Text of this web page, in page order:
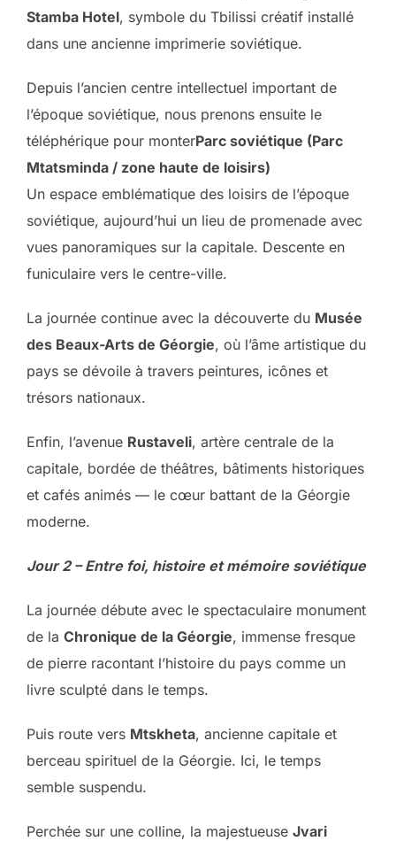
Stamba Hotel, symbole du Tbilissi créatif installé
dans une ancienne imprimerie soviétique.
Depuis l’ancien centre intellectuel important de
l’époque soviétique, nous prenons ensuite le
téléphérique pour monterParc soviétique (Parc
Mtatsminda / zone haute de loisirs)
Un espace emblématique des loisirs de l’époque
soviétique, aujourd’hui un lieu de promenade avec
vues panoramiques sur la capitale. Descente en
funiculaire vers le centre-ville.
La journée continue avec la découverte du Musée
des Beaux-Arts de Géorgie, où l’âme artistique du
pays se dévoile à travers peintures, icônes et
trésors nationaux.
Enfin, l’avenue Rustaveli, artère centrale de la
capitale, bordée de théâtres, bâtiments historiques
et cafés animés — le cœur battant de la Géorgie
moderne.
Jour 2 – Entre foi, histoire et mémoire soviétique
La journée débute avec le spectaculaire monument
de la Chronique de la Géorgie, immense fresque
de pierre racontant l’histoire du pays comme un
livre sculpté dans le temps.
Puis route vers Mtskheta, ancienne capitale et
berceau spirituel de la Géorgie. Ici, le temps
semble suspendu.
Perchée sur une colline, la majestueuse Jvari